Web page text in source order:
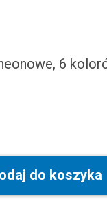
6
do koszyka